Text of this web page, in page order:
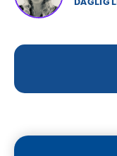
DAGLIG